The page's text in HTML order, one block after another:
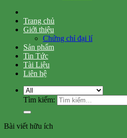
Trang chủ
Giới thiệu
Chứng chỉ đại lí
Sản phẩm
Tin Tức
Tài Liệu
Liên hệ
Tìm kiếm:
Bài viết hữu ích